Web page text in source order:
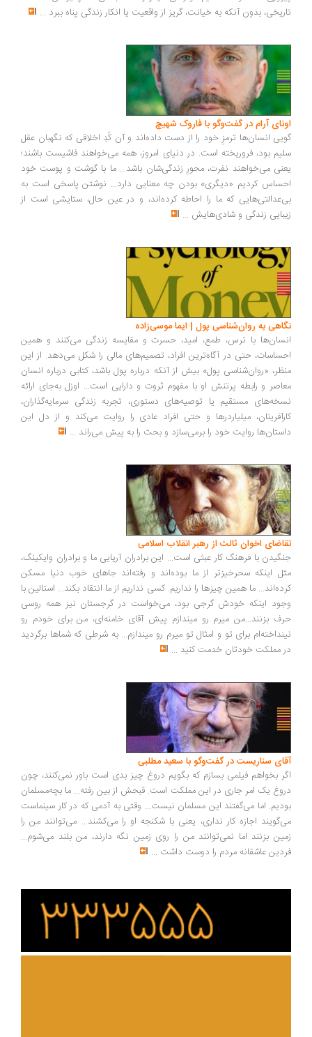
بدون آنکه به خیانت، گریز از واقعیت یا انکار زندگی پناه ببرد...
آرام در گفت‌وگو با فاروک شهیچ‭
انسان‌ها ترمزِ خود را از دست داده‌اند و آن کُدِ اخلاقی که نگهبان عقل
بود، فروریخته است. در دنیای امروز، همه می‌خواهند فاشیست باشند؛
می‌خواهند نفرت، محورِ زندگی‌شان باشد... ما با گوشت و پوست خود
کردیم «دیگری» بودن چه معنایی دارد... نوشتن پاسخی است به
که ما را احاطه کرده‌اند، و در عین حال، ستایشی است از
زندگی و شادی‌هایش...
به روان‌شناسی پول | ایما موسی‌زاده
با ترس، طمع، امید، حسرت و مقایسه زندگی می‌کنند و همین
حتی در آگاه‌ترین افراد، تصمیم‌های مالی را شکل می‌دهد. از این
«روان‌شناسی پول» بیش از آنکه درباره پول باشد، کتابی درباره انسان
و رابطه پرتنش او با مفهوم ثروت و دارایی است... اوزل به‌جای ارائه
مستقیم یا توصیه‌های دستوری، تجربه زندگی سرمایه‌گذاران،
میلیاردرها و حتی افراد عادی را روایت می‌کند و از دل این
روایت خود را برمی‌سازد و بحث را به پیش می‌راند ...
اخوان ثالث از رهبر انقلاب اسلامی
با فرهنگ کار عبثی است... این برادران آریایی ما و برادران وایکینگ،
اینکه سحرخیزتر از ما بوده‌اند و رفته‌اند جاهای خوب دنیا مسکن
ما همین چیزها را نداریم. کسی نداریم از ما انتقاد بکند... استالین با
اینکه خودش گرجی بود، می‌خواست در گرجستان نیز همه روسی
بزنند...من میرم رو میندازم پیش آقای خامنه‌ای، من برای خودم رو
برای تو و امثال تو میرم رو میندازم... به شرطی که شماها برگردید
مملکت خودتان خدمت کنید...
سناریست در گفت‌وگو با سعید مطلبی
بخواهم فیلمی بسازم که بگویم دروغ چیز بدی است باور نمی‌کنند، چون
یک امر جاری در این مملکت است. قبحش از بین رفته... ما بچه‌مسلمان
اما می‌گفتند این مسلمان نیست... وقتی به آدمی که در کار سینماست
اجازه کار نداری، یعنی با شکنجه او را می‌کشند... می‌توانند من را
بزنند اما نمی‌توانند من را روی زمین نگه دارند، من بلند می‌شوم...
عاشقانه مردم را دوست داشت ...